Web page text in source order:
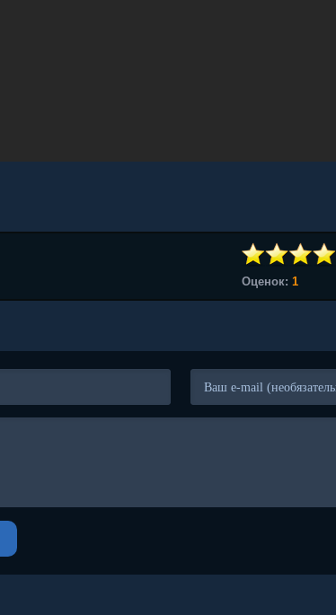
Оценок: 1